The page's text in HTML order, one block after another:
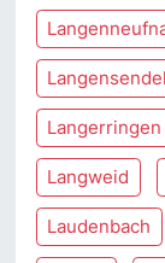
Langerringen
Langweid
Laudenbach